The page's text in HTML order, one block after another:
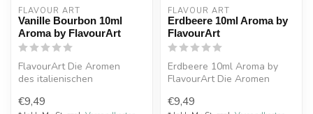
FLAVOUR ART
Vanille Bourbon 10ml
Aroma by FlavourArt
FlavourArt Die Aromen
des italienischen
Art werden ko...
€9,49
FLAVOUR ART
Erdbeere 10ml Aroma by
FlavourArt
Erdbeere 10ml Aroma by
FlavourArt Die Aromen
Premiumhersteller...
€9,49